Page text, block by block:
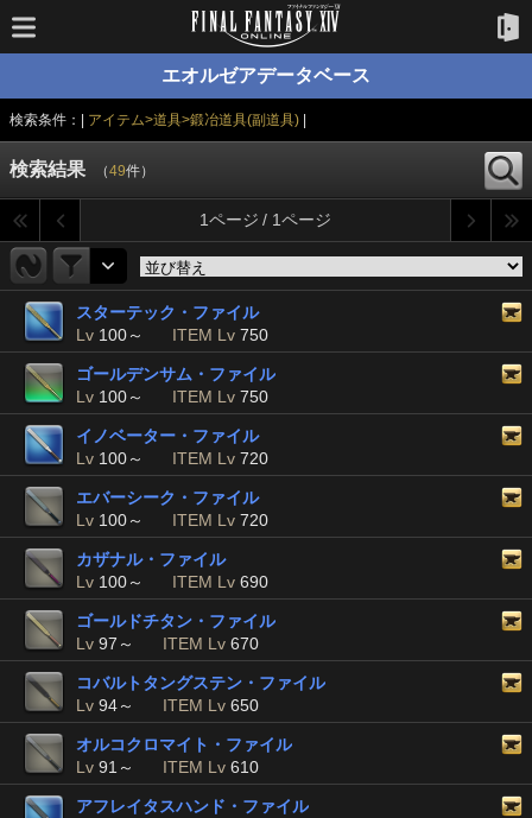
エオルゼアデータベース
検索条件：| アイテム>道具>鍛冶道具(副道具)|
検索結果 （49件）
1ページ / 1ページ
スターテック・ファイル
Lv 100～ ITEM Lv 750
ゴールデンサム・ファイル
Lv 100～ ITEM Lv 750
イノベーター・ファイル
Lv 100～ ITEM Lv 720
エバーシーク・ファイル
Lv 100～ ITEM Lv 720
カザナル・ファイル
Lv 100～ ITEM Lv 690
ゴールドチタン・ファイル
Lv 97～ ITEM Lv 670
コバルトタングステン・ファイル
Lv 94～ ITEM Lv 650
オルコクロマイト・ファイル
Lv 91～ ITEM Lv 610
アフレイタスハンド・ファイル